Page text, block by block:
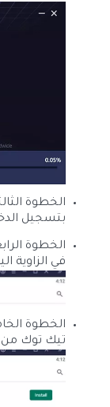
بتسجيل
في الزاوية
الخطوة
تيك توك من